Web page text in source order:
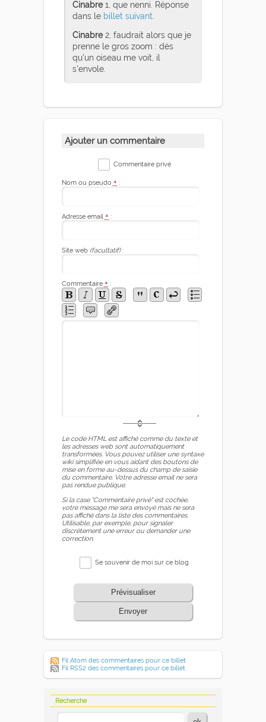
Cinabre1, que nenni. Réponse
dans le billet suivant
Cinabre2, faudrait alors que je
prenne le gros zoom : dès
qu'un oiseau me voit, il
s'envole.
Ajouter un commentaire
Commentaire privé
Nom ou pseudo * :
Adresse email * :
Site web (facultatif):
Commentaire * :
Le code HTML est affiché comme du texte et
les adresses web sont automatiquement
transformées. Vous pouvez utiliser une syntaxe
wiki simplifiée en vous aidant des boutons de
mise en forme au-dessus du champ de saisie
du commentaire. Votre adresse email ne sera
pas rendue publique.
Si la case "Commentaire privé" est cochée,
votre message me sera envoyé mais ne sera
pas affiché dans la liste des commentaires.
Utilisable, par exemple, pour signaler
discrètement une erreur ou demander une
correction.
Se souvenir de moi sur ce blog
Prévisualiser
Envoyer
Fil Atom des commentaires pour ce billet
Fil RSS2 des commentaires pour ce billet
Recherche